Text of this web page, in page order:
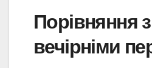
Порівняння
вечірніми